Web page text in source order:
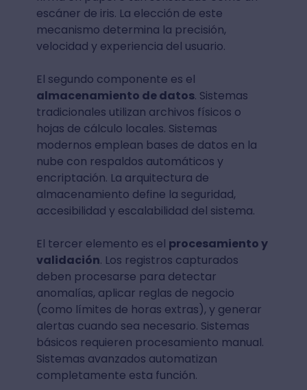
escáner de iris. La elección de este
mecanismo determina la precisión,
velocidad y experiencia del usuario.
El segundo componente es el
almacenamiento de datos. Sistemas
tradicionales utilizan archivos físicos o
hojas de cálculo locales. Sistemas
modernos emplean bases de datos en la
nube con respaldos automáticos y
encriptación. La arquitectura de
almacenamiento define la seguridad,
accesibilidad y escalabilidad del sistema.
El tercer elemento es el procesamiento y
validación. Los registros capturados
deben procesarse para detectar
anomalías, aplicar reglas de negocio
(como límites de horas extras), y generar
alertas cuando sea necesario. Sistemas
básicos requieren procesamiento manual.
Sistemas avanzados automatizan
completamente esta función.